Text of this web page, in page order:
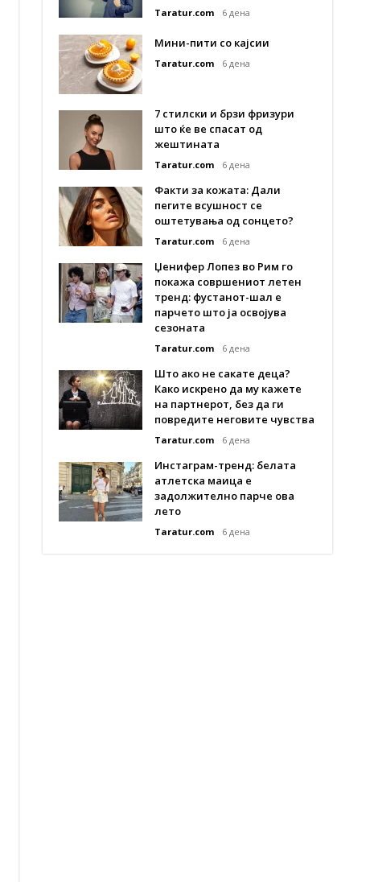
Taratur.com 6 дена
Мини-пити со кајсии
Taratur.com 6 дена
7 стилски и брзи фризури
што ќе ве спасат од
жештината
Taratur.com 6 дена
Факти за кожата: Дали
пегите всушност се
оштетувања од сонцето?
Taratur.com 6 дена
Џенифер Лопез во Рим го
покажа совршениот летен
тренд: фустанот-шал е
парчето што ја освојува
сезоната
Taratur.com 6 дена
Што ако не сакате деца?
Како искрено да му кажете
на партнерот, без да ги
повредите неговите чувства
Taratur.com 6 дена
Инстаграм-тренд: белата
атлетска маица е
задолжително парче ова
лето
Taratur.com 6 дена